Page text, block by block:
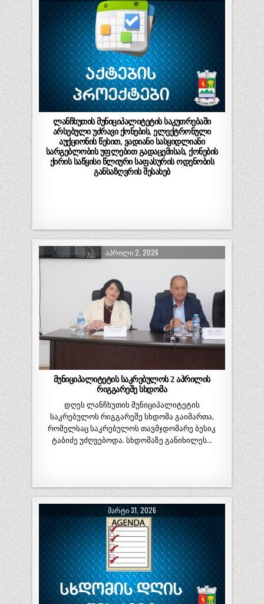
ლანჩხუთის მუნიციპალიტეტის საკუთრებაში
არსებული უძრავი ქონების, ელექტრონული
აუქციონის წესით, ვადიანი სასყიდლიანი
სარგებლობის უფლებით გადაცემისას, ქონების
ქირის საწყისი წლიური საფასურის ოდენობის
განსაზღვრის შესახებ
ᲐᲞᲠᲘᲚᲘ 2, 2026
მუნიციპალიტეტის საკრებულოს 2 აპრილის
რიგგარეშე სხდომა
დღეს ლანჩხუთის მუნიციპალიტეტის
საკრებულოს რიგგარეშე სხდომა გაიმართა,
რომელსაც საკრებულოს თავმჯდომარე ბესიკ
ტაბიძე უძღვებოდა. სხდომაზე განიხილეს…
ᲛᲐᲠᲢᲘ 31, 2026